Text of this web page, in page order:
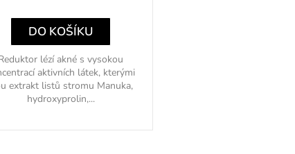
DO KOŠÍKU
lézí akné s vysokou
aktivních látek, kterými
extrakt listů stromu Manuka,
hydroxyprolin,...